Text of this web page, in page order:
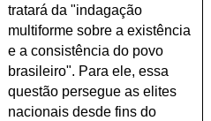
tratará da "indagação
multiforme sobre a existência
e a consistência do povo
brasileiro". Para ele, essa
questão persegue as elites
nacionais desde fins do